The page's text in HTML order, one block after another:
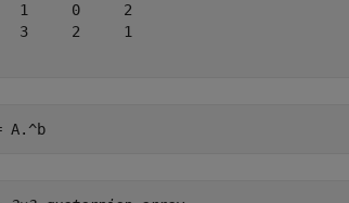
1     0     2
3     2     1
A.^b